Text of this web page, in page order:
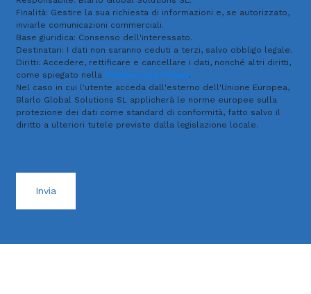
Finalità: Gestire la sua richiesta di informazioni e, se autorizzato,
inviarle comunicazioni commerciali.
Base giuridica: Consenso dell'interessato.
Destinatari: I dati non saranno ceduti a terzi, salvo obbligo legale.
Diritti: Accedere, rettificare e cancellare i dati, nonché altri diritti,
come spiegato nella Politica sulla Privacy.
Nel caso in cui l'utente acceda dall'esterno dell'Unione Europea,
Blarlo Global Solutions SL applicherà le norme europee sulla
protezione dei dati come standard di conformità, fatto salvo il
diritto a ulteriori tutele previste dalla legislazione locale.
Invia